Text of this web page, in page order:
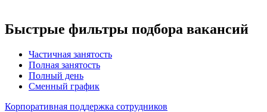
Быстрые фильтры подбора вакансий
Частичная занятость
Полная занятость
Полный день
Сменный график
Корпоративная поддержка сотрудников